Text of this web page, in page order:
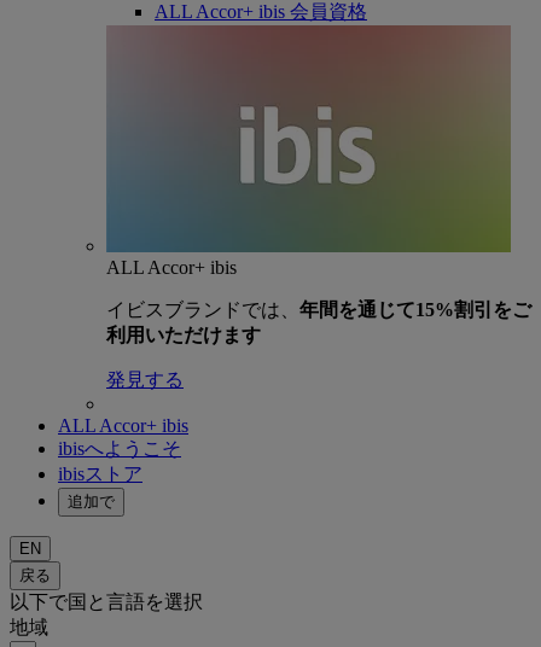
ALL Accor+ ibis 会員資格
ALL Accor+ ibis
イビスブランドでは、 年間を通じて15%割引をご
利用いただけます
発見する
ALL Accor+ ibis
ibisへようこそ
ibisストア
追加で
EN
戻る
以下で国と言語を選択
地域